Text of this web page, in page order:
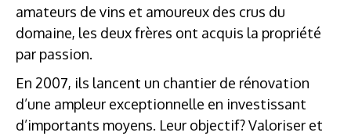
amateurs de vins et amoureux des crus du
domaine, les deux frères ont acquis la propriété
par passion.
En 2007, ils lancent un chantier de rénovation
d’une ampleur exceptionnelle en investissant
d’importants moyens. Leur objectif? Valoriser et